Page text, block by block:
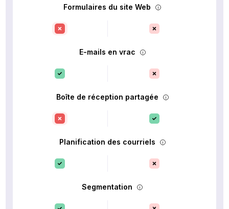
Formulaires du site Web
E-mails en vrac
Boîte de réception partagée
Planification des courriels
Segmentation